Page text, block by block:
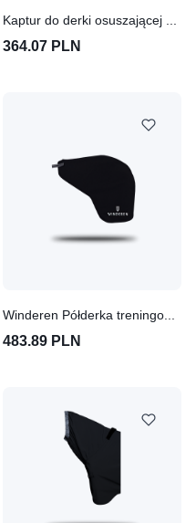
Kaptur do derki osuszającej Winderen Quick - Dry
364.07 PLN
483.89 PLN